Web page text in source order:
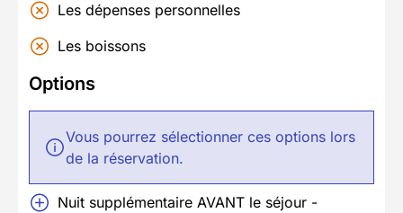
Les dépenses personnelles
Les boissons
Options
Vous pourrez sélectionner ces options lors
de la réservation.
Nuit supplémentaire AVANT le séjour -